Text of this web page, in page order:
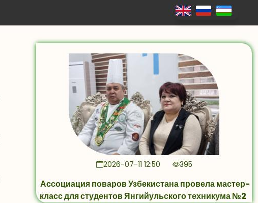
2026-07-11 12:50 395
Ассоциация поваров Узбекистана провела мастер-
класс для студентов Янгийульского техникума №2